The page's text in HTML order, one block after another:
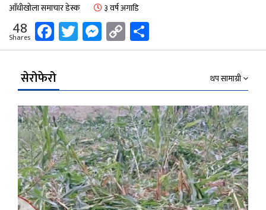
आँधीखोला समाचार डेस्क ३ वर्ष अगाडि
48
Shares Facebook
Twitter
Messenger
Copy
Link
सेरोफेरो थप सामाग्री